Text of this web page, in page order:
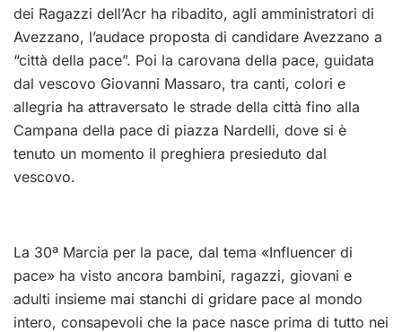
dei Ragazzi dell’Acr ha ribadito, agli amministratori di
Avezzano, l’audace proposta di candidare Avezzano a
“città della pace”. Poi la carovana della pace, guidata
dal vescovo Giovanni Massaro, tra canti, colori e
allegria ha attraversato le strade della città fino alla
Campana della pace di piazza Nardelli, dove si è
tenuto un momento il preghiera presieduto dal
vescovo.
La 30ª Marcia per la pace, dal tema «Influencer di
pace» ha visto ancora bambini, ragazzi, giovani e
adulti insieme mai stanchi di gridare pace al mondo
intero, consapevoli che la pace nasce prima di tutto nei